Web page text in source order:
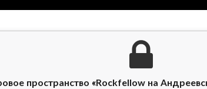
пространство «Rockfellow на